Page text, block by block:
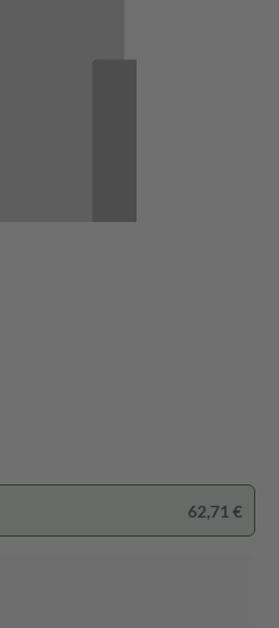
62,71 €